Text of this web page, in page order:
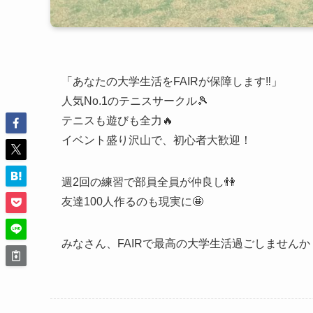
「あなたの大学生活をFAIRが保障します‼️」
人気No.1のテニスサークル🎾
テニスも遊びも全力🔥
イベント盛り沢山で、初心者大歓迎！
週2回の練習で部員全員が仲良し👫
友達100人作るのも現実に🤩
みなさん、FAIRで最高の大学生活過ごしませんか